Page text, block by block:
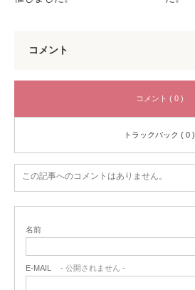
コメント
コメント ( 0 )
トラックバック ( 0 )
この記事へのコメントはありません。
名前
E-MAIL - 公開されません -